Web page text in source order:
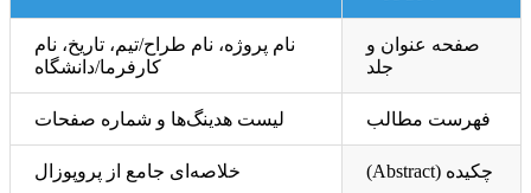
صفحه عنوان و
جلد
نام پروژه، نام طراح/تیم، تاریخ، نام
کارفرما/دانشگاه
فهرست مطالب لیست هدینگ‌ها و شماره صفحات
چکیده (Abstract) خلاصه‌ای جامع از پروپوزال